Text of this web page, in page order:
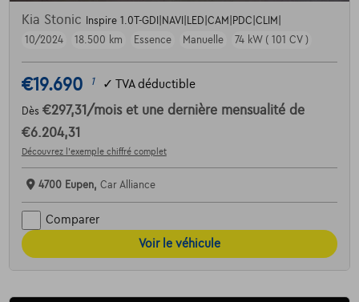
Kia Stonic
Inspire 1.0T-GDI|NAVI|LED|CAM|PDC|CLIM|
10/2024
18.500 km Essence Manuelle 74 kW ( 101 CV )
€19.690 1 ✓ TVA déductible
Dès €297,31 /mois et une dernière mensualité de
€6.204,31
Découvrez l’exemple chiffré complet
4700 Eupen, Car Alliance
Comparer
Voir le véhicule